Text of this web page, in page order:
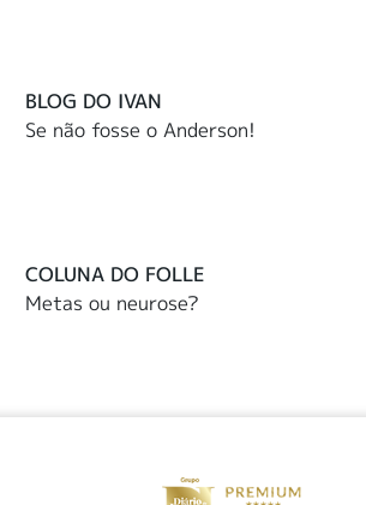
BLOG DO IVAN
Se não fosse o Anderson!
COLUNA DO FOLLE
Metas ou neurose?